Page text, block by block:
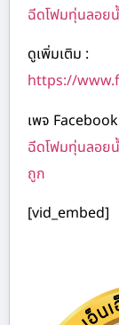
ฉีดโฟมทุ่นลอย
ดูเพิ่มเติม :
https://
เพจ
ฉีดโฟมทุ่นลอย
ถูก
[vid_embed]